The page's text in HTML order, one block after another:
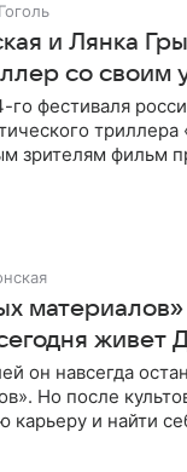
и Лянка
со своим
фестиваля
зрителям фильм
материалов»
живет
он навсегда
Но после
карьеру и найти